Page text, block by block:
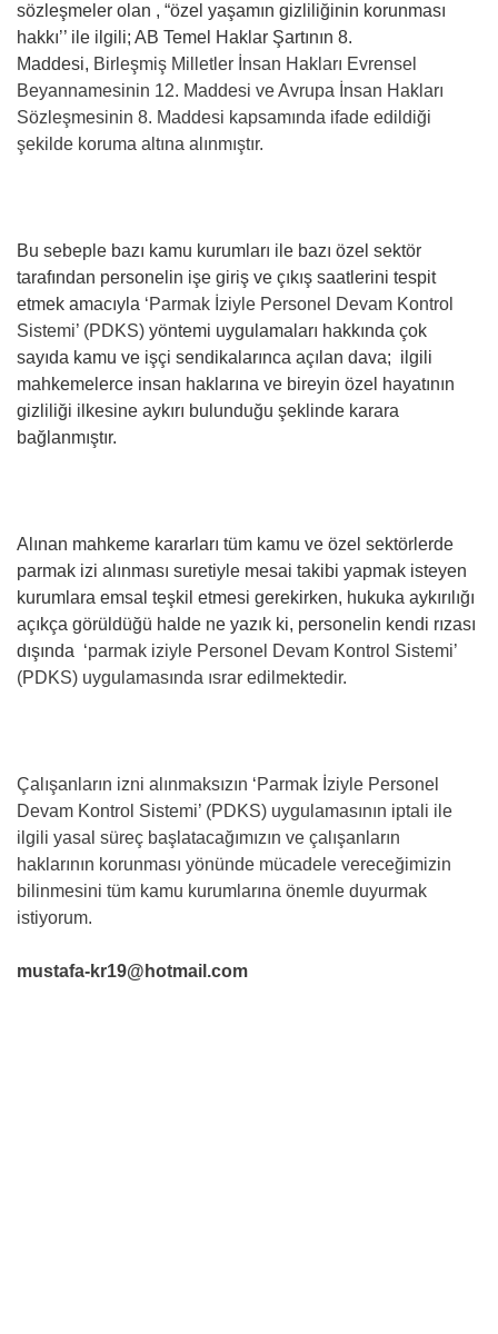
sözleşmeler olan , “özel yaşamın gizliliğinin korunması
hakkı’’ ile ilgili; AB Temel Haklar Şartının 8.
Maddesi, Birleşmiş Milletler İnsan Hakları Evrensel
Beyannamesinin 12. Maddesi ve Avrupa İnsan Hakları
Sözleşmesinin 8. Maddesi kapsamında ifade edildiği
şekilde koruma altına alınmıştır.
Bu sebeple bazı kamu kurumları ile bazı özel sektör
tarafından personelin işe giriş ve çıkış saatlerini tespit
etmek amacıyla ‘Parmak İziyle Personel Devam Kontrol
Sistemi’ (PDKS) yöntemi uygulamaları hakkında çok
sayıda kamu ve işçi sendikalarınca açılan dava; ilgili
mahkemelerce insan haklarına ve bireyin özel hayatının
gizliliği ilkesine aykırı bulunduğu şeklinde karara
bağlanmıştır.
Alınan mahkeme kararları tüm kamu ve özel sektörlerde
parmak izi alınması suretiyle mesai takibi yapmak isteyen
kurumlara emsal teşkil etmesi gerekirken, hukuka aykırılığı
açıkça görüldüğü halde ne yazık ki, personelin kendi rızası
dışında ‘parmak iziyle Personel Devam Kontrol Sistemi’
(PDKS) uygulamasında ısrar edilmektedir.
Çalışanların izni alınmaksızın ‘Parmak İziyle Personel
Devam Kontrol Sistemi’ (PDKS) uygulamasının iptali ile
ilgili yasal süreç başlatacağımızın ve çalışanların
haklarının korunması yönünde mücadele vereceğimizin
bilinmesini tüm kamu kurumlarına önemle duyurmak
istiyorum.
mustafa-kr19@hotmail.com